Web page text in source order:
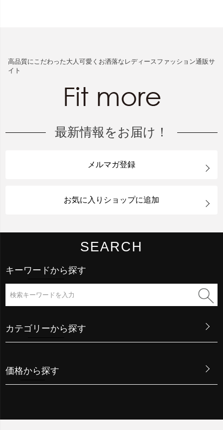
高品質にこだわった大人可愛くお洒落なレディースファッション通販サ
イト
最新情報をお届け！
メルマガ登録
お気に入りショップに追加
SEARCH
キーワードから探す
カテゴリーから探す
価格から探す